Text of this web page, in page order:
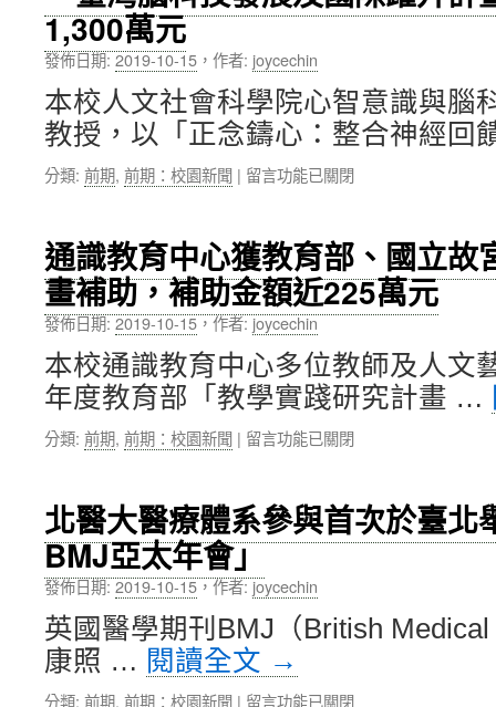
席〉
漿
劑
協
會
獎
（2019
IPFA
award）〉
老
學
術
分
享：
腦
時
間
室〉
中
1,300萬元
發佈日期:2019-10-15 ， 作者: joycechin
本校人文社會科學院心智意識與腦
教授，以「正念鑄心：整合神經
分類: 前期, 前期：校園新聞 | 在
大
人
社
院
吳
昌
衛
副
教
授
團
隊，
獲
科
技
部
「臺
灣
腦
留言功能已關閉
通識教育中心獲教育部、國立故
畫補助，補助金額近225萬元
發佈日期:2019-10-15，作者: joycechin
本校通識教育中心多位教師及人文
年度教育部「教學實踐研究計畫 …
分類: 前期, 前期：校園新聞 | 在
教
育
中
心
獲
教
育
部、
國
立
留言功能已關閉
北醫大醫療體系參與首次於臺北
BMJ亞太年會」
發佈日期: 2019-10-15，作者: joycechin
英國醫學期刊BMJ（British
康照 … 閱讀全文 →
分類: 前期, 前期：校園新聞 | 在
留言功能已關閉